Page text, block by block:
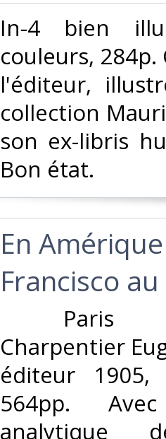
‎In-4 bien
couleurs,
l'éditeur,
collection
son ex-libris
Bon état. ‎
‎En
Francisco
Paris
Charpentier
éditeur
564pp.
analytique